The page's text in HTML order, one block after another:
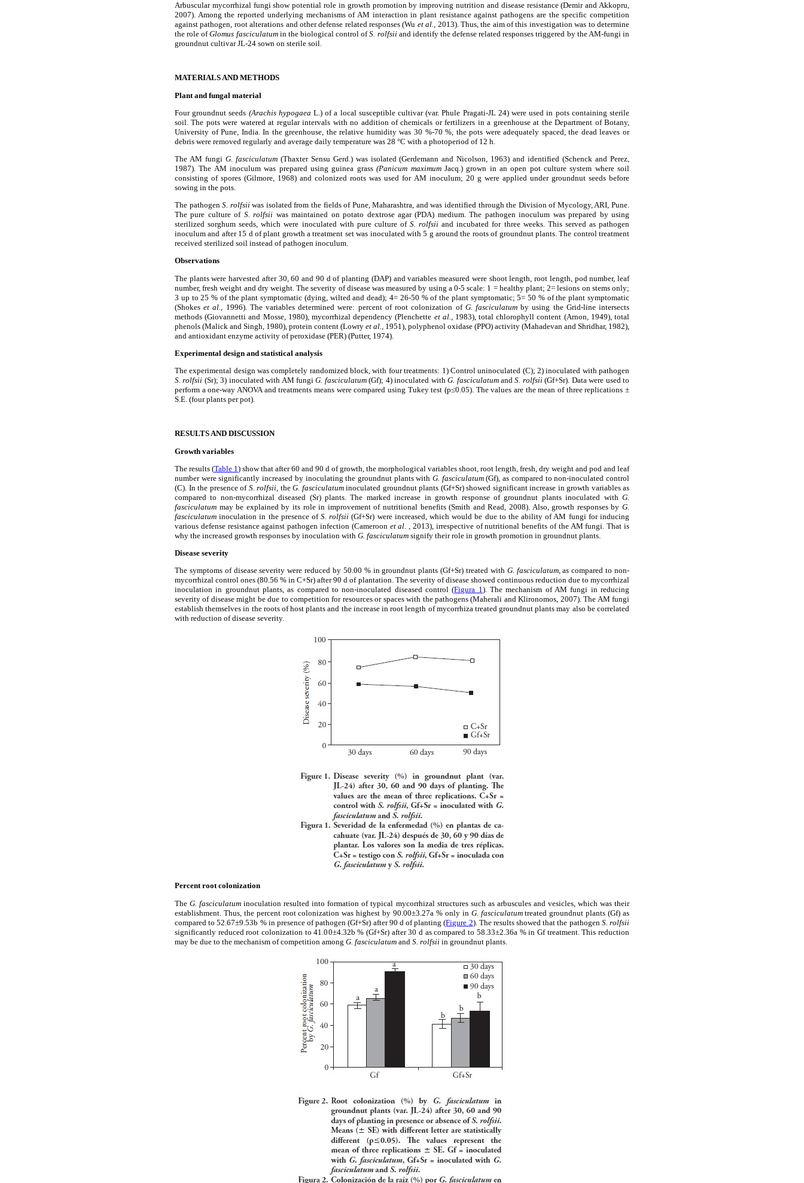
Arbuscular mycorrhizal fungi show potential role in growth promotion by improving nutrition and disease resistance (Demir and Akkopru,
2007). Among the reported underlying mechanisms of AM interaction in plant resistance against pathogens are the specific competition
against pathogen, root alterations and other defense related responses (Wu et al., 2013). Thus, the aim of this investigation was to determine
the role ofGlomus fasciculatumin the biological control ofS. rolfsiiand identify the defense related responses triggered by the AM-fungi in
groundnut cultivar JL-24 sown on sterile soil.
MATERIALS AND METHODS
Plant and fungal material
Four groundnut seeds (Arachis hypogaea L.) of a local susceptible cultivar (var. Phule Pragati-JL 24) were used in pots containing sterile
soil. The pots were watered at regular intervals with no addition of chemicals or fertilizers in a greenhouse at the Department of Botany,
University of Pune, India. In the greenhouse, the relative humidity was 30 %-70 %, the pots were adequately spaced, the dead leaves or
debris were removed regularly and average daily temperature was 28 °C with a photoperiod of 12 h.
The AM fungi G. fasciculatum(Thaxter Sensu Gerd.) was isolated (Gerdemann and Nicolson, 1963) and identified (Schenck and Perez,
1987). The AM inoculum was prepared using guinea grass(Panicum maximumJacq.) grown in an open pot culture system where soil
consisting of spores (Gilmore, 1968) and colonized roots was used for AM inoculum; 20 g were applied under groundnut seeds before
sowing in the pots.
The pathogenS. rolfsiiwas isolated from the fields of Pune, Maharashtra, and was identified through the Division of Mycology, ARI, Pune.
The pure culture of S. rolfsii was maintained on potato dextrose agar (PDA) medium. The pathogen inoculum was prepared by using
sterilized sorghum seeds, which were inoculated with pure culture of S. rolfsii and incubated for three weeks. This served as pathogen
inoculum and after 15 d of plant growth a treatment set was inoculated with 5 g around the roots of groundnut plants. The control treatment
received sterilized soil instead of pathogen inoculum.
Observations
The plants were harvested after 30, 60 and 90 d of planting (DAP) and variables measured were shoot length, root length, pod number, leaf
number, fresh weight and dry weight. The severity of disease was measured by using a 0-5 scale: 1 = healthy plant; 2= lesions on stems only;
3 up to 25 % of the plant symptomatic (dying, wilted and dead); 4= 26-50 % of the plant symptomatic; 5= 50 % of the plant symptomatic
(Shokeset al., 1996). The variables determined were: percent of root colonization of G. fasciculatumby using the Grid-line intersects
methods (Giovannetti and Mosse, 1980), mycorrhizal dependency (Plenchette et al.,
1983), total chlorophyll content (Arnon, 1949), total
phenols (Malick and Singh, 1980), protein content (Lowry et al.,
1951), polyphenol oxidase (PPO) activity (Mahadevan and Shridhar, 1982),
and antioxidant enzyme activity of peroxidase (PER) (Putter, 1974).
Experimental design and statistical analysis
The experimental design was completely randomized block, with four treatments: 1) Control uninoculated (C); 2) inoculated with pathogen
S. rolfsii (Sr); 3) inoculated with AM fungiG. fasciculatum(Gf); 4) inoculated withG. fasciculatumandS. rolfsii(Gf+Sr). Data were used to
perform a one-way ANOVA and treatments means were compared using Tukey test (p≤0.05). The values are the mean of three replications ±
S.E. (four plants per pot).
RESULTS AND DISCUSSION
Growth variables
The results (Table 1 ) show that after 60 and 90 d of growth, the morphological variables shoot, root length, fresh, dry weight and pod and leaf
number were significantly increased by inoculating the groundnut plants withG. fasciculatum(Gf), as compared to non-inoculated control
(C). In the presence of S. rolfsii, the G. fasciculatuminoculated groundnut plants (Gf+Sr) showed significant increase in growth variables as
compared to non-mycorrhizal diseased (Sr) plants. The marked increase in growth response of groundnut plants inoculated with G.
fasciculatum may be explained by its role in improvement of nutritional benefits (Smith and Read, 2008). Also, growth responses by G.
fasciculatum inoculation in the presence ofS. rolfsii (Gf+Sr) were increased, which would be due to the ability of AM fungi for inducing
various defense resistance against pathogen infection (Cameroon et al.
, 2013), irrespective of nutritional benefits of the AM fungi. That is
why the increased growth responses by inoculation with G. fasciculatum signify their role in growth promotion in groundnut plants.
Disease severity
The symptoms of disease severity were reduced by 50.00 % in groundnut plants (Gf+Sr) treated with G. fasciculatum,as compared to non-
mycorrhizal control ones (80.56 % in C+Sr) after 90 d of plantation. The severity of disease showed continuous reduction due to mycorrhizal
inoculation in groundnut plants, as compared to non-inoculated diseased control (Figura 1). The mechanism of AM fungi in reducing
severity of disease might be due to competition for resources or spaces with the pathogens (Maherali and Klironomos, 2007). The AM fungi
establish themselves in the roots of host plants and the increase in root length of mycorrhiza treated groundnut plants may also be correlated
with reduction of disease severity.
Percent root colonization
TheG. fasciculatum inoculation resulted into formation of typical mycorrhizal structures such as arbuscules and vesicles, which was their
establishment. Thus, the percent root colonization was highest by 90.00±3.27a % only in G. fasciculatumtreated groundnut plants (Gf) as
compared to 52.67±9.53b % in presence of pathogen (Gf+Sr) after 90 d of planting (Figure 2). The results showed that the pathogen S. rolfsii
significantly reduced root colonization to 41.00±4.32b % (Gf+Sr) after 30 d as compared to 58.33±2.36a % in Gf treatment. This reduction
may be due to the mechanism of competition among G. fasciculatum and S. rolfsii in groundnut plants.